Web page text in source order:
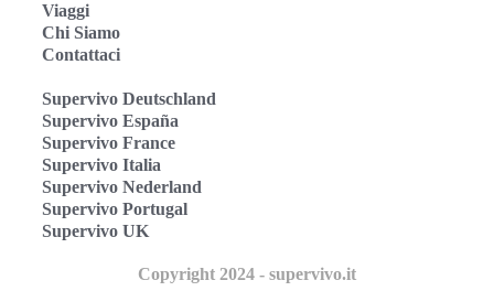
Viaggi
Chi Siamo
Contattaci
Supervivo Deutschland
Supervivo España
Supervivo France
Supervivo Italia
Supervivo Nederland
Supervivo Portugal
Supervivo UK
Copyright 2024 - supervivo.it